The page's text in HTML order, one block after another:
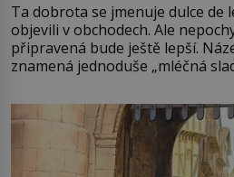
Ta dobrota se jmenuje dulce de
objevili v obchodech. Ale
připravená bude ještě lepší.
znamená jednoduše „mléčná
pře hned několik
Francie, kde se traduje,